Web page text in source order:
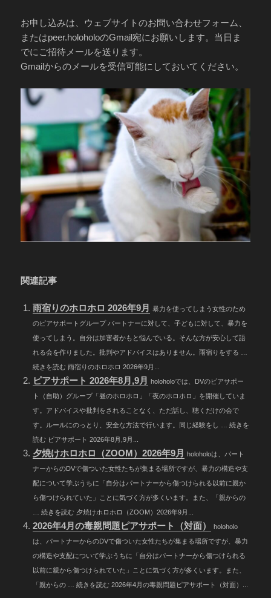
お申し込みは、ウェブサイトのお問い合わせフォーム、
またはpeer.holoholoのGmail宛にお願いします。当日ま
でにご招待メールを送ります。
Gmailからのメールを受信可能にしておいてください。
関連記事
雨宿りのホロホロ 2026年9月
暴力を使ってしまう女性のため
のピアサポートグループ パートナーに対して、子どもに対して、暴力を
使ってしまう。自分は加害者かもと悩んでいる。そんな方が安心して語
れる会を作りました。批判やアドバイスはありません。雨宿りをする …
続きを読む 雨宿りのホロホロ 2026年9月...
ピアサポート 2026年8月,9月
holoholoでは、DVのピアサポー
ト（自助）グループ「昼のホロホロ」「夜のホロホロ」を開催していま
す。アドバイスや批判をされることなく、ただ話し、聴くだけの会で
す。ルールにのっとり、安全な方法で行います。同じ経験をし … 続きを
読む ピアサポート 2026年8月,9月...
夕焼けホロホロ（ZOOM）2026年9月
holoholoは、パート
ナーからのDVで傷ついた女性たちが集まる場所ですが、暴力の構造や支
配について学ぶうちに「自分はパートナーから傷つけられる以前に親か
ら傷つけられていた」ことに気づく方が多くいます。また、「親からの
… 続きを読む 夕焼けホロホロ（ZOOM）2026年9月...
2026年4月の毒親問題ピアサポート（対面）
holoholo
は、パートナーからのDVで傷ついた女性たちが集まる場所ですが、暴力
の構造や支配について学ぶうちに「自分はパートナーから傷つけられる
以前に親から傷つけられていた」ことに気づく方が多くいます。また、
「親からの … 続きを読む 2026年4月の毒親問題ピアサポート（対面）...